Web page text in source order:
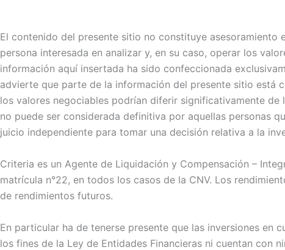
El contenido del presente sitio no constituye asesoramiento
persona interesada en analizar y, en su caso, operar los
información aquí insertada ha sido confeccionada
advierte que parte de la información del presente sitio está
los valores negociables podrían diferir significativamente
no puede ser considerada definitiva por aquellas personas
juicio independiente para tomar una decisión relativa a la
Criteria es un Agente de Liquidación y Compensación –
matrícula n°22, en todos los casos de la CNV. Los
de rendimientos futuros.
En particular ha de tenerse presente que las inversiones
los fines de la Ley de Entidades Financieras ni cuentan con